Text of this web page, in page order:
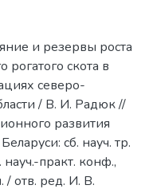
и резервы роста
рогатого скота в
северо-
/ В. И. Радюк //
развития
сб. науч. тр.
практ. конф.,
/ отв. ред. И. В.